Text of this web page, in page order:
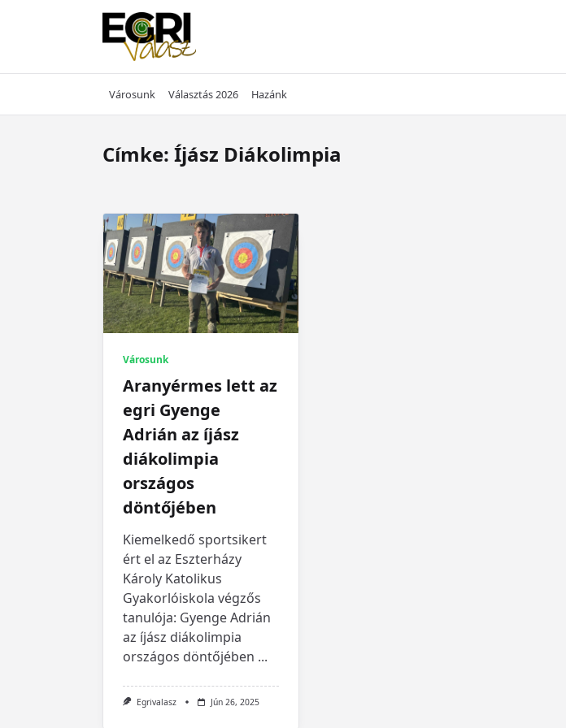
Városunk Választás 2026 Hazánk
Címke: Íjász Diákolimpia
Városunk
Aranyérmes lett az
egri Gyenge
Adrián az íjász
diákolimpia
országos
döntőjében
Kiemelkedő sportsikert
ért el az Eszterházy
Károly Katolikus
Gyakorlóiskola végzős
tanulója: Gyenge Adrián
az íjász diákolimpia
országos döntőjében ...
Egrivalasz Jún 26, 2025